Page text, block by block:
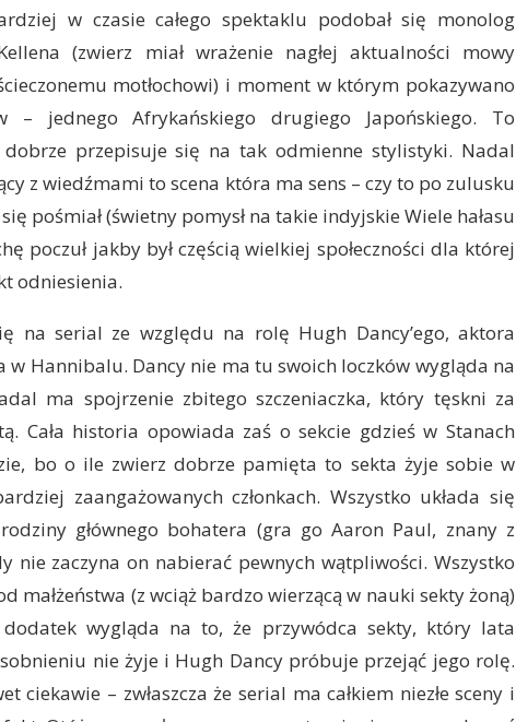
w czasie całego spektaklu podobał się monolog
(zwierz miał wrażenie nagłej aktualności mowy
motłochowi) i moment w którym pokazywano
– jednego Afrykańskiego drugiego Japońskiego. To
przepisuje się na tak odmienne stylistyki. Nadal
z wiedźmami to scena która ma sens – czy to po zulusku
pośmiał (świetny pomysł na takie indyjskie Wiele hałasu
poczuł jakby był częścią wielkiej społeczności dla której
odniesienia.
na serial ze względu na rolę Hugh Dancy’ego, aktora
w Hannibalu. Dancy nie ma tu swoich loczków wygląda na
ma spojrzenie zbitego szczeniaczka, który tęskni za
Cała historia opowiada zaś o sekcie gdzieś w Stanach
bo o ile zwierz dobrze pamięta to sekta żyje sobie w
zaangażowanych członkach. Wszystko układa się
głównego bohatera (gra go Aaron Paul, znany z
nie zaczyna on nabierać pewnych wątpliwości. Wszystko
małżeństwa (z wciąż bardzo wierzącą w nauki sekty żoną)
wygląda na to, że przywódca sekty, który lata
nie żyje i Hugh Dancy próbuje przejąć jego rolę.
ciekawie – zwłaszcza że serial ma całkiem niezłe sceny i